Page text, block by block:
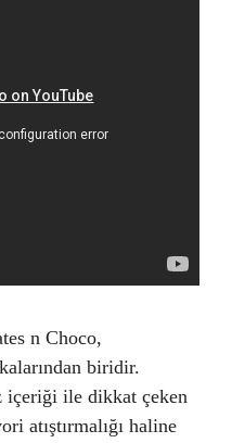
n Choco,
biridir.
içeriği ile dikkat çeken
atıştırmalığı haline